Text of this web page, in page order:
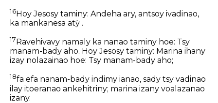
16Hoy Jesosy taminy: Andeha ary, antsoy ivadinao,
ka mankanesa atỳ .
17 Ravehivavy namaly ka nanao taminy hoe: Tsy
manam-bady aho. Hoy Jesosy taminy: Marina ihany
izay nolazainao hoe: Tsy manam-bady aho;
18fa efa nanam-bady indimy ianao, sady tsy vadinao
ilay itoeranao ankehitriny; marina izany voalazanao
izany.